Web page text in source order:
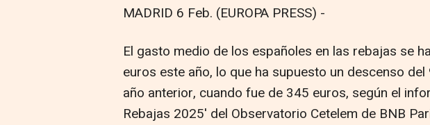
MADRID 6 Feb. (EUROPA PRESS) -
El gasto medio de los españoles en las rebajas se
euros este año, lo que ha supuesto un descenso
año anterior, cuando fue de 345 euros, según el
Rebajas 2025' del Observatorio Cetelem de BNB